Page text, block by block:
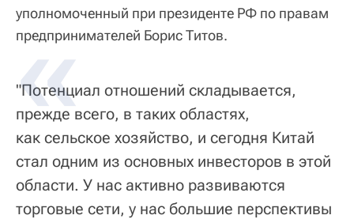
уполномоченный при президенте РФ по правам
предпринимателей Борис Титов.
"Потенциал отношений складывается,
прежде всего, в таких областях,
как сельское хозяйство, и сегодня Китай
стал одним из основных инвесторов в этой
области. У нас активно развиваются
торговые сети, у нас большие перспективы